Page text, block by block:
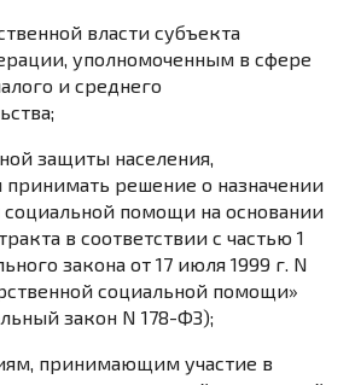
власти субъекта
уполномоченным в сфере
и среднего
защиты населения,
решение о назначении
социальной помощи на основании
в соответствии счастью 1
закона от 17 июля 1999 г. N
социальной помощи»
закон N 178-ФЗ);
принимающим участие в